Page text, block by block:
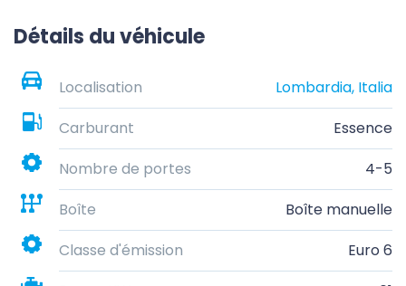
Détails du véhicule
Localisation
Lombardia, Italia
Carburant
Essence
Nombre de portes
4-5
Boîte
Boîte manuelle
Classe d'émission
Euro 6